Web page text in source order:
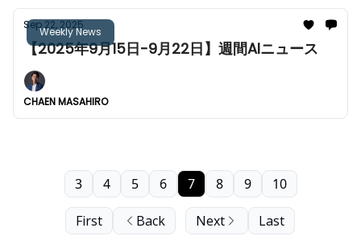
Weekly News
Sep 22, 2025
【2025年9月15日-9月22日】週間AIニュース
CHAEN MASAHIRO
First Back
3 4 5 6 7 8 9 10
Next Last